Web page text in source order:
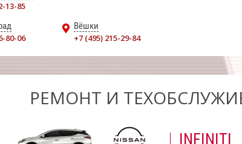
13-85
80-06
Вёшки
+7 (495) 215-29-84
РЕМОНТ И
INFINITI